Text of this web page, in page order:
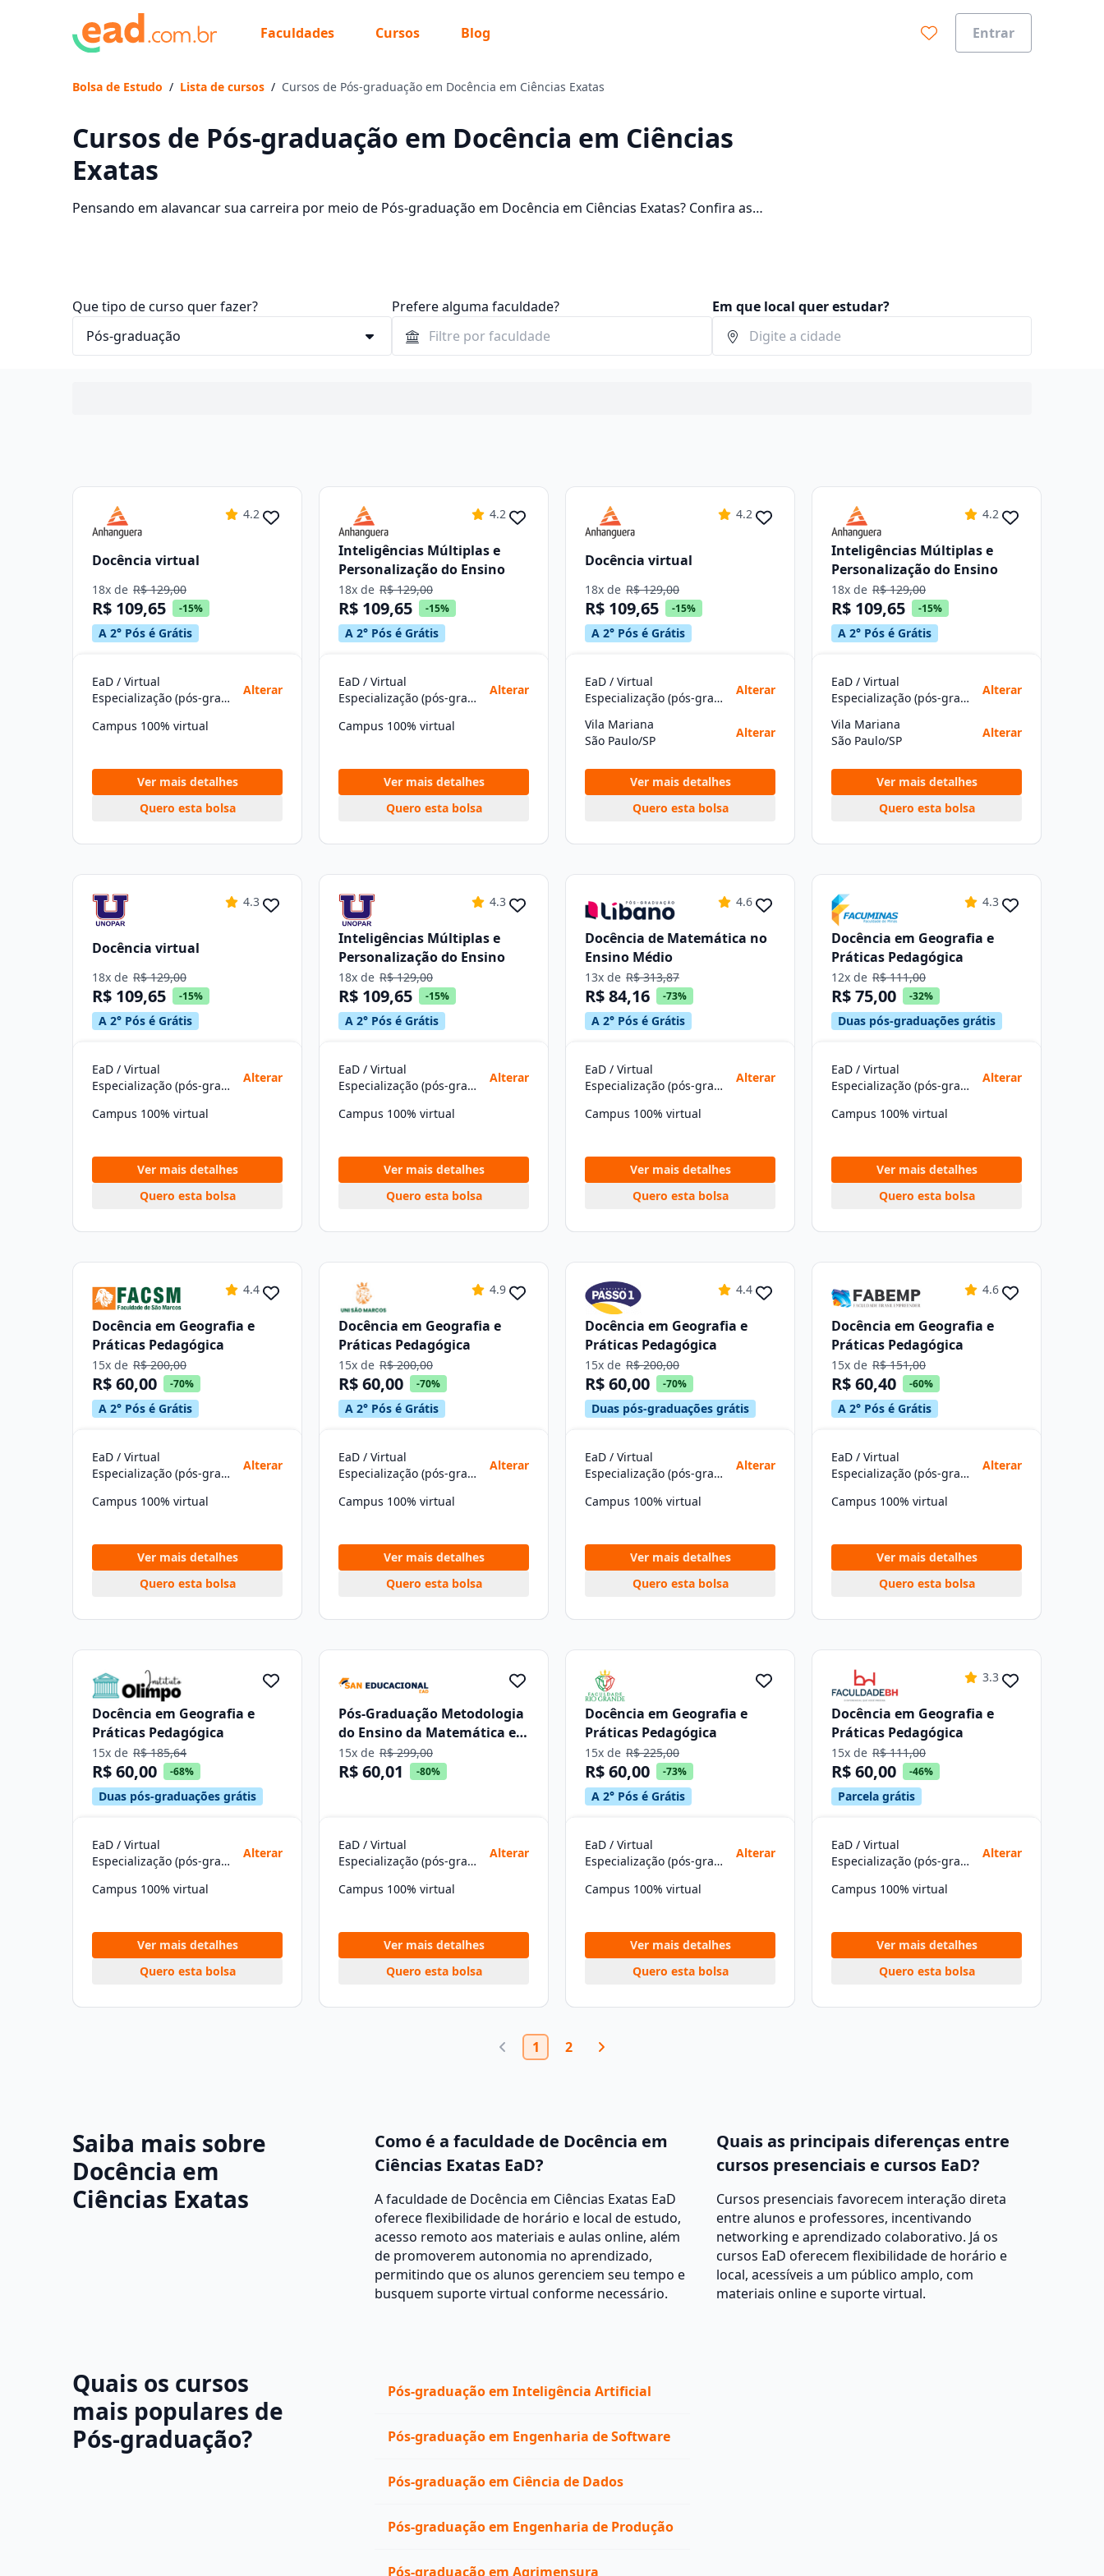
Faculdades Cursos Blog Entrar
Bolsa de Estudo / Lista de cursos / Cursos de Pós-graduação em Docência em Ciências Exatas
Cursos de Pós-graduação em Docência em Ciências
Exatas
Pensando em alavancar sua carreira por meio de Pós-graduação em Docência em Ciências Exatas? Confira as
Que tipo de curso quer fazer? Prefere alguma faculdade? Em que local quer estudar?
4.2
Docência virtual
18x de R$ 129,00
R$ 109,65 -15%
A 2° Pós é Grátis
EaD / Virtual
Especialização (pós-graduação)
Alterar
Campus 100% virtual
Ver mais detalhes
Quero esta bolsa
4.2
Inteligências Múltiplas e
Personalização do Ensino
18x de R$ 129,00
R$ 109,65 -15%
A 2° Pós é Grátis
EaD / Virtual
Especialização (pós-graduação)
Alterar
Campus 100% virtual
Ver mais detalhes
Quero esta bolsa
4.2
Docência virtual
18x de R$ 129,00
R$ 109,65 -15%
A 2° Pós é Grátis
EaD / Virtual
Especialização (pós-graduação)
Alterar
Vila Mariana
São Paulo/SP
Alterar
Ver mais detalhes
Quero esta bolsa
4.2
Inteligências Múltiplas e
Personalização do Ensino
18x de R$ 129,00
R$ 109,65 -15%
A 2° Pós é Grátis
EaD / Virtual
Especialização (pós-graduação)
Alterar
Vila Mariana
São Paulo/SP
Alterar
Ver mais detalhes
Quero esta bolsa
4.3
Docência virtual
18x de R$ 129,00
R$ 109,65 -15%
A 2° Pós é Grátis
EaD / Virtual
Especialização (pós-graduação)
Alterar
Campus 100% virtual
Ver mais detalhes
Quero esta bolsa
4.3
Inteligências Múltiplas e
Personalização do Ensino
18x de R$ 129,00
R$ 109,65 -15%
A 2° Pós é Grátis
EaD / Virtual
Especialização (pós-graduação)
Alterar
Campus 100% virtual
Ver mais detalhes
Quero esta bolsa
4.6
Docência de Matemática no
Ensino Médio
13x de R$ 313,87
R$ 84,16 -73%
A 2° Pós é Grátis
EaD / Virtual
Especialização (pós-graduação)
Alterar
Campus 100% virtual
Ver mais detalhes
Quero esta bolsa
4.3
Docência em Geografia e
Práticas Pedagógica
12x de R$ 111,00
R$ 75,00 -32%
Duas pós-graduações grátis
EaD / Virtual
Especialização (pós-graduação)
Alterar
Campus 100% virtual
Ver mais detalhes
Quero esta bolsa
4.4
Docência em Geografia e
Práticas Pedagógica
15x de R$ 200,00
R$ 60,00 -70%
A 2° Pós é Grátis
EaD / Virtual
Especialização (pós-graduação)
Alterar
Campus 100% virtual
Ver mais detalhes
Quero esta bolsa
4.9
Docência em Geografia e
Práticas Pedagógica
15x de R$ 200,00
R$ 60,00 -70%
A 2° Pós é Grátis
EaD / Virtual
Especialização (pós-graduação)
Alterar
Campus 100% virtual
Ver mais detalhes
Quero esta bolsa
4.4
Docência em Geografia e
Práticas Pedagógica
15x de R$ 200,00
R$ 60,00 -70%
Duas pós-graduações grátis
EaD / Virtual
Especialização (pós-graduação)
Alterar
Campus 100% virtual
Ver mais detalhes
Quero esta bolsa
4.6
Docência em Geografia e
Práticas Pedagógica
15x de R$ 151,00
R$ 60,40 -60%
A 2° Pós é Grátis
EaD / Virtual
Especialização (pós-graduação)
Alterar
Campus 100% virtual
Ver mais detalhes
Quero esta bolsa
Docência em Geografia e
Práticas Pedagógica
15x de R$ 185,64
R$ 60,00 -68%
Duas pós-graduações grátis
EaD / Virtual
Especialização (pós-graduação)
Alterar
Campus 100% virtual
Ver mais detalhes
Quero esta bolsa
Pós-Graduação Metodologia
do Ensino da Matemática e
Física
15x de R$ 299,00
R$ 60,01 -80%
EaD / Virtual
Especialização (pós-graduação)
Alterar
Campus 100% virtual
Ver mais detalhes
Quero esta bolsa
Docência em Geografia e
Práticas Pedagógica
15x de R$ 225,00
R$ 60,00 -73%
A 2° Pós é Grátis
EaD / Virtual
Especialização (pós-graduação)
Alterar
Campus 100% virtual
Ver mais detalhes
Quero esta bolsa
3.3
Docência em Geografia e
Práticas Pedagógica
15x de R$ 111,00
R$ 60,00 -46%
Parcela grátis
EaD / Virtual
Especialização (pós-graduação)
Alterar
Campus 100% virtual
Ver mais detalhes
Quero esta bolsa
1 2
Saiba mais sobre
Docência em
Ciências Exatas
Como é a faculdade de Docência em
Ciências Exatas EaD?
A faculdade de Docência em Ciências Exatas EaD
oferece flexibilidade de horário e local de estudo,
acesso remoto aos materiais e aulas online, além
de promoverem autonomia no aprendizado,
permitindo que os alunos gerenciem seu tempo e
busquem suporte virtual conforme necessário.
Quais as principais diferenças entre
cursos presenciais e cursos EaD?
Cursos presenciais favorecem interação direta
entre alunos e professores, incentivando
networking e aprendizado colaborativo. Já os
cursos EaD oferecem flexibilidade de horário e
local, acessíveis a um público amplo, com
materiais online e suporte virtual.
Quais os cursos
mais populares de
Pós-graduação?
Pós-graduação em Inteligência Artificial
Pós-graduação em Engenharia de Software
Pós-graduação em Ciência de Dados
Pós-graduação em Engenharia de Produção
Pós-graduação em Agrimensura